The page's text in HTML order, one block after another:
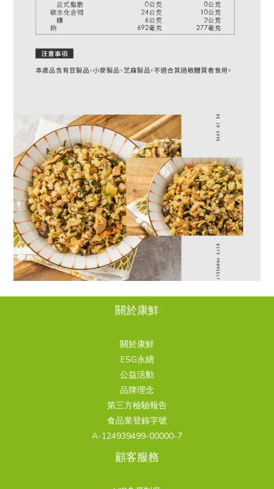
關於康鮮
關於康鮮
ESG永續
公益活動
品牌理念
第三方檢驗報告
食品業登錄字號
A-124939499-00000-7
顧客服務